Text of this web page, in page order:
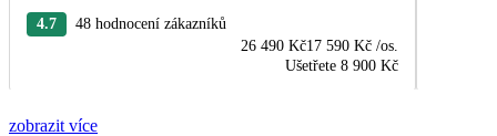
4.7
48 hodnocení zákazníků
26 490 Kč17 590 Kč /os.
Ušetřete 8 900 Kč
zobrazit více